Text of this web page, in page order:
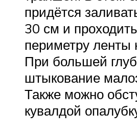
придётся
30 см и
периметру ленты
При большей
штыкование
Также можно
кувалдой